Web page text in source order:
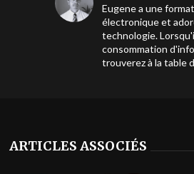
Eugene a une
électronique et
technologie.
consommation
trouverez à la table
ARTICLES ASSOCIÉS